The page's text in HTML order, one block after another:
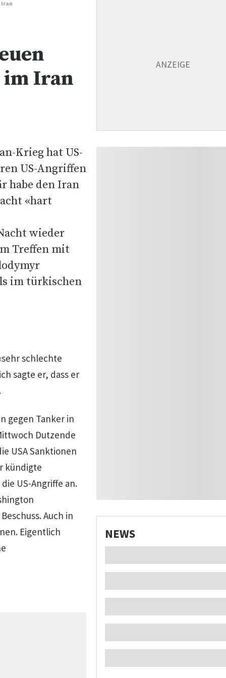
im Iran
Krieg hat US-
US-Angriffen
habe den Iran
«hart
wieder
Treffen mit
im türkischen
schlechte
sagte er, dass er
gegen Tanker in
Dutzende
USA Sanktionen
kündigte
US-Angriffe an.
Auch in
Eigentlich
NEWS